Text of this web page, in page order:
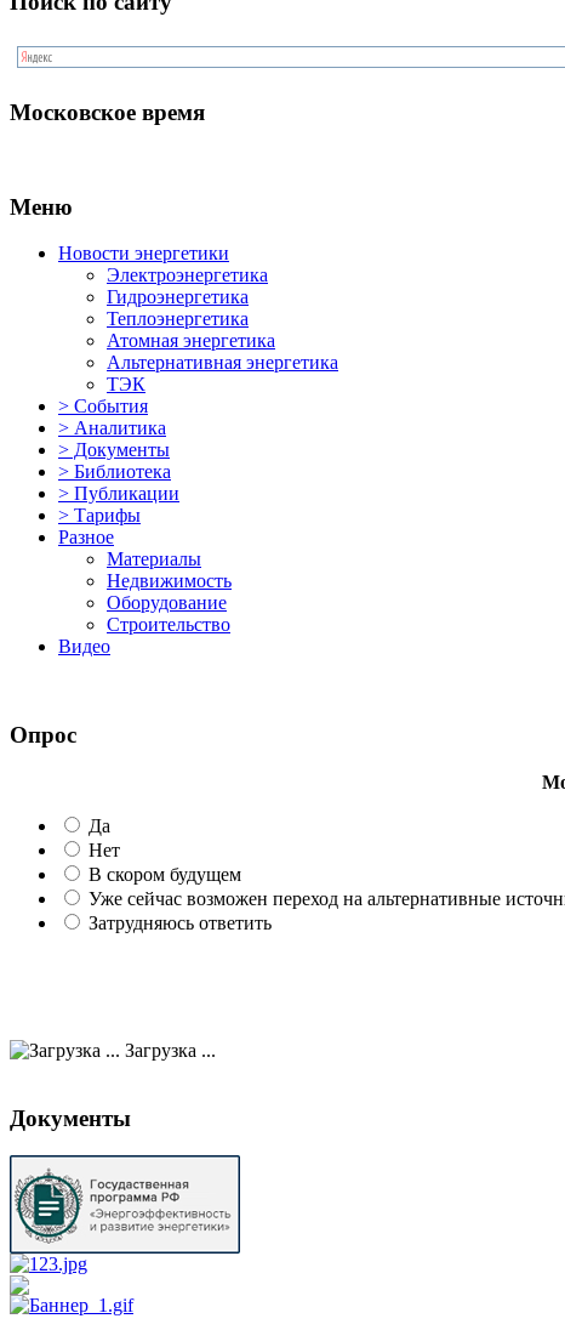
Московское время
Меню
Новости энергетики
Электроэнергетика
Гидроэнергетика
Теплоэнергетика
Атомная энергетика
Альтернативная энергетика
ТЭК
> События
> Аналитика
> Документы
> Библиотека
> Публикации
> Тарифы
Разное
Материалы
Недвижимость
Оборудование
Строительство
Видео
Опрос
Да
Нет
В скором будущем
Уже сейчас возможен переход на альтернативные
Затрудняюсь ответить
Загрузка ...
Документы